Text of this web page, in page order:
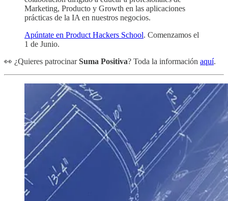
Marketing, Producto y Growth en las aplicaciones
prácticas de la IA en nuestros negocios.
Apúntate en Product Hackers School. Comenzamos el
1 de Junio.
👀 ¿Quieres patrocinarSuma Positiva? Toda la información aquí.